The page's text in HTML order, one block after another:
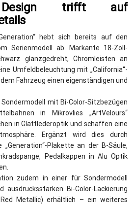
Design trifft auf
hebt sich bereits auf den
Serienmodell ab. Markante 18-Zoll-
glanzgedreht, Chromleisten an
Umfeldbeleuchtung mit „California“-
Fahrzeug einen eigenständigen und
mit Bi-Color-Sitzbezügen
in Mikrovlies „ArtVelours“
in Glattlederoptik und schaffen eine
Ergänzt wird dies durch
Plakette an der B-Säule,
Pedalkappen in Alu Optik
zudem in einer für Sondermodell
ausdrucksstarken Bi-Color-Lackierung
Metallic) erhältlich – ein weiteres